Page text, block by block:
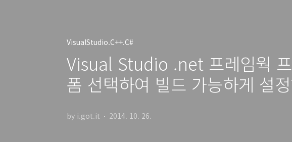
VisualStudio.C++.C#
Visual Studio .net 프레임웍
폼 선택하여 빌드 가능하게 설
by i.got.it 2014. 10. 26.